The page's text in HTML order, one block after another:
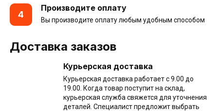
4
Производите оплату
Вы производите оплату любым удобным способом
Доставка заказов
Курьерская доставка
Курьерская доставка работает с 9.00 до
19.00. Когда товар поступит на склад,
курьерская служба свяжется для уточнения
деталей. Специалист предложит выбрать